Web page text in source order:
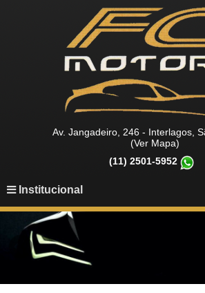
Av. Jangadeiro, 246 - Interlagos,
(Ver Mapa)
(11) 2501-5952
Institucional